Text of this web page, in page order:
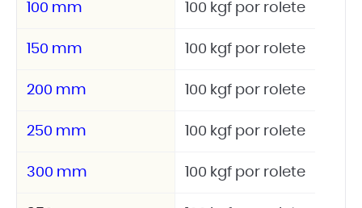
100 mm 100 kgf por rolete
150 mm 100 kgf por rolete
200 mm 100 kgf por rolete
250 mm 100 kgf por rolete
300 mm 100 kgf por rolete